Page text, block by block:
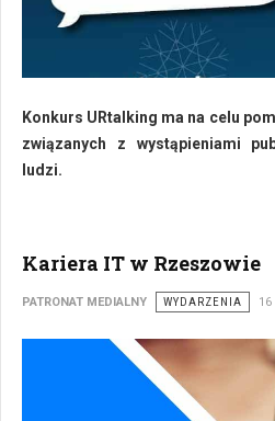
Konkurs URtalking ma na celu
związanych z wystąpieniami
ludzi.
Kariera IT w Rzeszowie
PATRONAT MEDIALNY WYDARZENIA 16